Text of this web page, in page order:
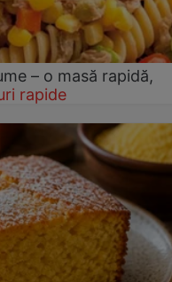
– o masă rapidă,
rapide